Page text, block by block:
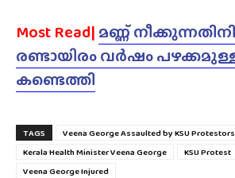
Most Read| മണ്ണ്
രണ്ടായിരം വർഷം പഴക്കമുള്ള
കണ്ടെത്തി
TAGS
Veena George Assaulted by KSU
Kerala Health Minister Veena George
KSU Protest
Veena George Injured